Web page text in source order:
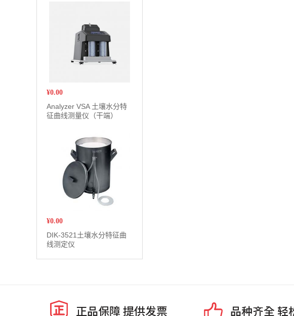
¥0.00
Analyzer VSA 土壤水分特
征曲线测量仪（干端）
¥0.00
DIK-3521土壤水分特征曲
线测定仪